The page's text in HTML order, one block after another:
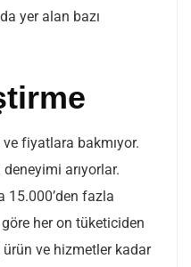
yer alan bazı
fiyatlara bakmıyor.
arıyorlar.
15.000’den fazla
her on tüketiciden
ve hizmetler kadar